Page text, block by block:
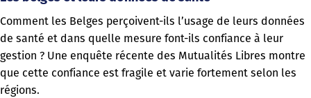
Comment les Belges perçoivent-ils l’usage de leurs données
de santé et dans quelle mesure font-ils confiance à leur
gestion ? Une enquête récente des Mutualités Libres montre
que cette confiance est fragile et varie fortement selon les
régions.